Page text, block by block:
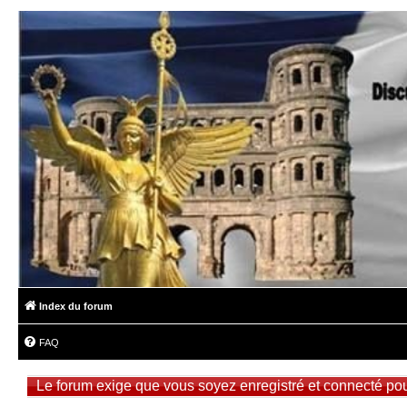
Index du forum
FAQ
Le forum exige que vous soyez enregistré et connecté